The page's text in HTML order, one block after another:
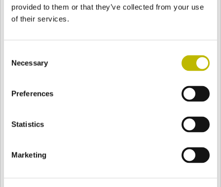
provided to them or that they’ve collected from your use
of their services.
Selection
Necessary
Preferences
Statistics
Marketing